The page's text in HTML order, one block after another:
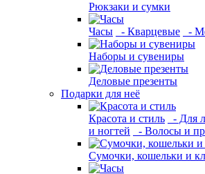
Рюкзаки и сумки
Часы - Кварцевые -
Наборы и сувениры
Деловые презенты
Подарки для неё
Красота и стиль - Для
и ногтей
- Волосы и
Сумочки, кошельки и